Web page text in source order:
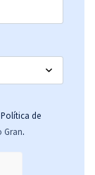
Política de
Gran.